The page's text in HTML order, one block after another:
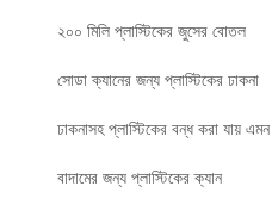
২০০ মিলি প্লাস্টিকের জুসের বোতল
সোডা ক্যানের জন্য প্লাস্টিকের ঢাকনা
ঢাকনাসহ প্লাস্টিকের বন্ধ করা যায়
বাদামের জন্য প্লাস্টিকের ক্যান